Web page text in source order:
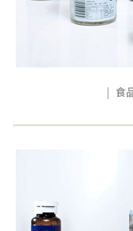
都達到最高製造標準，
準的貼標解決方案。不
品貼標機，或是用於工
案，確保每一位客戶都
食